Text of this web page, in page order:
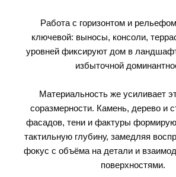
Работа с горизонтом и
ключевой: выносы, консоли,
уровней фиксируют дом в
избыточной
Материальность же усиливает
соразмерности. Камень, дерево и
фасадов, тени и фактуры
тактильную глубину, замедляя
фокус с объёма на детали и
поверхностями.